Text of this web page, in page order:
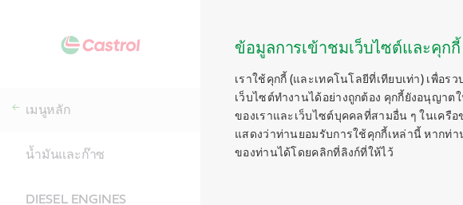
ข้อมูลการเข้าชมเว็บไซต์และคุกกี้
เราใช้คุกกี้ (และเทคโนโลยีที่เทียบเท่า) เพื่อ
เว็บไซต์ทำงานได้อย่างถูกต้อง คุกกี้ยังอนุญา
ของเราและเว็บไซต์บุคคลที่สามอื่น ๆ ในเครื
แสดงว่าท่านยอมรับการใช้คุกกี้เหล่านี้ หากท่
ของท่านได้โดยคลิกที่ลิงก์ที่ให้ไว้
เมนูหลัก
น้ำมันและก๊าซ
DIESEL ENGINES